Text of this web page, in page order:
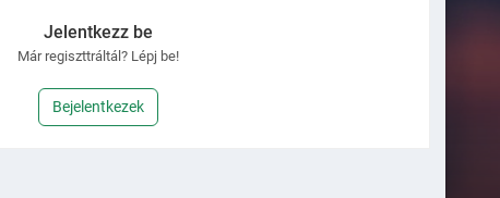
Jelentkezz be
Már regiszttráltál? Lépj be!
Bejelentkezek